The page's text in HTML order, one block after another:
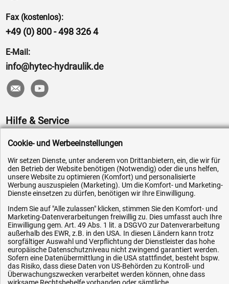
Fax (kostenlos):
+49 (0) 800 - 498 326 4
E-Mail:
info@hytec-hydraulik.de
Hilfe & Service
Versandkosten
Zahlungsarten
Service
AGB / Widerrufsrecht
Impressum
Karriere
OEM-Ersatzteile
Technik-Hilfe
Downloads
Cookie- und Werbeeinstellungen
Wir setzen Dienste, unter anderem von Drittanbietern, ein, die wir für
den Betrieb der Website benötigen (Notwendig) oder die uns helfen,
unsere Website zu optimieren (Komfort) und personalisierte
Werbung auszuspielen (Marketing). Um die Komfort- und Marketing-
Dienste einsetzen zu dürfen, benötigen wir Ihre Einwilligung.
Indem Sie auf "Alle zulassen" klicken, stimmen Sie den Komfort- und
Marketing-Datenverarbeitungen freiwillig zu. Dies umfasst auch Ihre
Einwilligung gem. Art. 49 Abs. 1 lit. a DSGVO zur Datenverarbeitung
außerhalb des EWR, z.B. in den USA. In diesen Ländern kann trotz
sorgfältiger Auswahl und Verpflichtung der Dienstleister das hohe
europäische Datenschutzniveau nicht zwingend garantiert werden.
Sofern eine Datenübermittlung in die USA stattfindet, besteht bspw.
das Risiko, dass diese Daten von US-Behörden zu Kontroll- und
Überwachungszwecken verarbeitet werden können, ohne dass